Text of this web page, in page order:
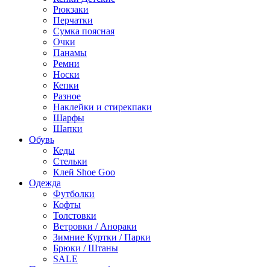
Рюкзаки
Перчатки
Сумка поясная
Очки
Панамы
Ремни
Носки
Кепки
Разное
Наклейки и стирекпаки
Шарфы
Шапки
Обувь
Кеды
Стельки
Клей Shoe Goo
Одежда
Футболки
Кофты
Толстовки
Ветровки / Анораки
Зимние Куртки / Парки
Брюки / Штаны
SALE